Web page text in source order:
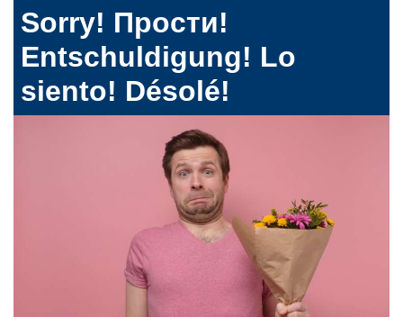
Sorry! Прости!
Entschuldigung! Lo
siento! Désolé!